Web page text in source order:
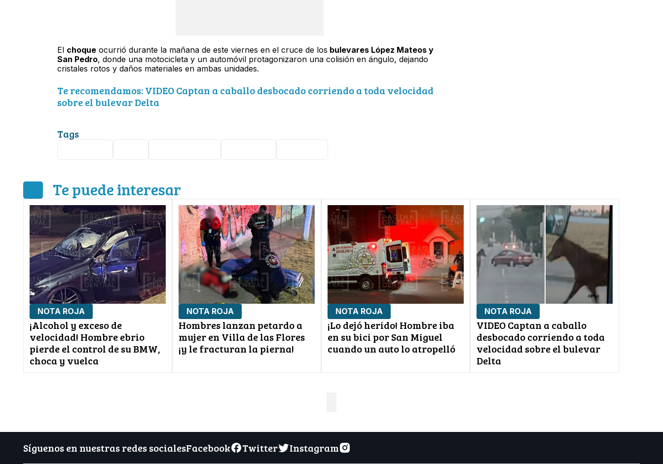
El choqueocurrió durante la mañana de este viernes en el cruce de los bulevares López Mateos y
San Pedro, donde una motocicleta y un automóvil protagonizaron una colisión en ángulo, dejando
cristales rotos y daños materiales en ambas unidades.
Te recomendamos: VIDEO Captan a caballo desbocado corriendo a toda velocidad
sobre el bulevar Delta
Tags
Te puede interesar
NOTA ROJA
¡Alcohol y exceso de
velocidad! Hombre ebrio
pierde el control de su BMW,
choca y vuelca
NOTA ROJA
Hombres lanzan petardo a
mujer en Villa de las Flores
¡y le fracturan la pierna!
NOTA ROJA
¡Lo dejó herido! Hombre iba
en su bici por San Miguel
cuando un auto lo atropelló
NOTA ROJA
VIDEO Captan a caballo
desbocado corriendo a toda
velocidad sobre el bulevar
Delta
Síguenos en nuestras redes socialesFacebook Twitter Instagram